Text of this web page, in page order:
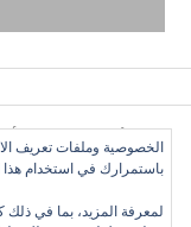
الخصوصية وملفات تعريف
باستمرارك في استخدام هذا
لمعرفة المزيد، بما في ذلك
كل الأراء تعبّر عن